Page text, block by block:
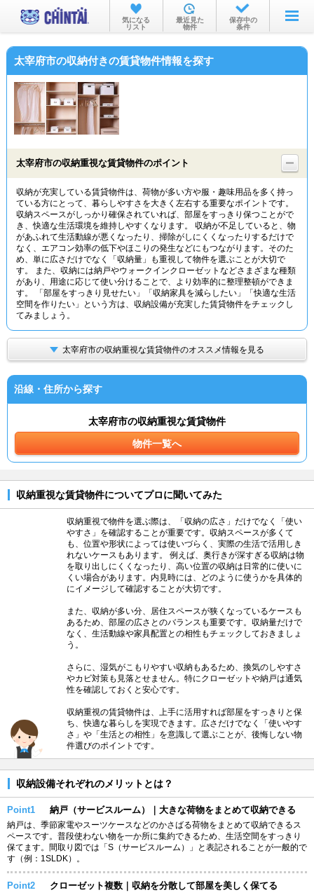
お部屋を探す
沿線・駅から
物件特集から
TOP
気になる
リスト
最近見た
物件
保存中の
条件
太宰府市の収納付きの賃貸物件情報を探す
太宰府市の収納重視な賃貸物件のポイント
収納が充実している賃貸物件は、荷物が多い方や服・趣味用品を多く持っ
ている方にとって、暮らしやすさを大きく左右する重要なポイントです。
収納スペースがしっかり確保されていれば、部屋をすっきり保つことがで
き、快適な生活環境を維持しやすくなります。 収納が不足していると、物
があふれて生活動線が悪くなったり、掃除がしにくくなったりするだけで
なく、エアコン効率の低下やほこりの発生などにもつながります。そのた
め、単に広さだけでなく「収納量」も重視して物件を選ぶことが大切で
す。 また、収納には納戸やウォークインクローゼットなどさまざまな種類
があり、用途に応じて使い分けることで、より効率的に整理整頓ができま
す。 「部屋をすっきり見せたい」「収納家具を減らしたい」「快適な生活
空間を作りたい」という方は、収納設備が充実した賃貸物件をチェックし
てみましょう。
太宰府市の収納重視な賃貸物件のオススメ情報を見る
沿線・住所から探す
太宰府市の収納重視な賃貸物件
物件一覧へ
収納重視な賃貸物件についてプロに聞いてみた
収納重視で物件を選ぶ際は、「収納の広さ」だけでなく「使い
やすさ」を確認することが重要です。収納スペースが多くて
も、位置や形状によっては使いづらく、実際の生活で活用しき
れないケースもあります。 例えば、奥行きが深すぎる収納は物
を取り出しにくくなったり、高い位置の収納は日常的に使いに
くい場合があります。内見時には、どのように使うかを具体的
にイメージして確認することが大切です。
また、収納が多い分、居住スペースが狭くなっているケースも
あるため、部屋の広さとのバランスも重要です。収納量だけで
なく、生活動線や家具配置との相性もチェックしておきましょ
う。
さらに、湿気がこもりやすい収納もあるため、換気のしやすさ
やカビ対策も見落とせません。特にクローゼットや納戸は通気
性を確認しておくと安心です。
収納重視の賃貸物件は、上手に活用すれば部屋をすっきりと保
ち、快適な暮らしを実現できます。広さだけでなく「使いやす
さ」や「生活との相性」を意識して選ぶことが、後悔しない物
件選びのポイントです。
収納設備それぞれのメリットとは？
Point1 納戸（サービスルーム）｜大きな荷物をまとめて収納できる
納戸は、季節家電やスーツケースなどのかさばる荷物をまとめて収納できるス
ペースです。普段使わない物を一か所に集約できるため、生活空間をすっきり
保てます。間取り図では「S（サービスルーム）」と表記されることが一般的で
す（例：1SLDK）。
Point2 クローゼット複数｜収納を分散して部屋を美しく保てる